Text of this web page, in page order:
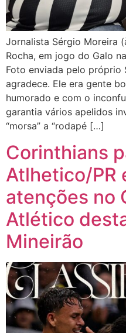
Jornalista Sérgio Moreira
Rocha, em jogo do Galo
Foto enviada pelo próprio
agradece. Ele era gente
humorado e com o
garantia vários apelidos
“morsa” a “rodapé […]
Corinthians
Atlhetico/PR
atenções no
Atlético
Mineirão